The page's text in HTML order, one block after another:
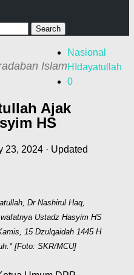
Islam
Nasional
HIdayatullah
0
Ajak
HS
23, 2024 · Updated
Dr Nashirul Haq,
Ustadz Hasyim HS
15 Dzulqaidah 1445 H
[Foto: SKR/MCU]